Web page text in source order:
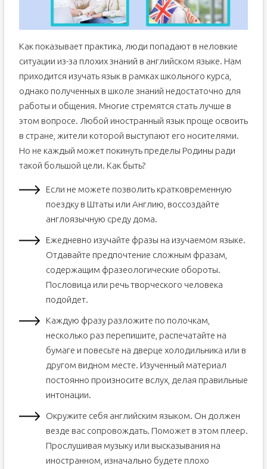
Как показывает практика, люди попадают в неловкие
ситуации из-за плохих знаний в английском языке. Нам
приходится изучать язык в рамках школьного курса,
однако полученных в школе знаний недостаточно для
работы и общения. Многие стремятся стать лучше в
этом вопросе. Любой иностранный язык проще освоить
в стране, жители которой выступают его носителями.
Но не каждый может покинуть пределы Родины ради
такой большой цели. Как быть?
Если не можете позволить кратковременную
поездку в Штаты или Англию, воссоздайте
англоязычную среду дома.
Ежедневно изучайте фразы на изучаемом языке.
Отдавайте предпочтение сложным фразам,
содержащим фразеологические обороты.
Пословица или речь творческого человека
подойдет.
Каждую фразу разложите по полочкам,
несколько раз перепишите, распечатайте на
бумаге и повесьте на дверце холодильника или в
другом видном месте. Изученный материал
постоянно произносите вслух, делая правильные
интонации.
Окружите себя английским языком. Он должен
везде вас сопровождать. Поможет в этом плеер.
Прослушивая музыку или высказывания на
иностранном, изначально будете плохо